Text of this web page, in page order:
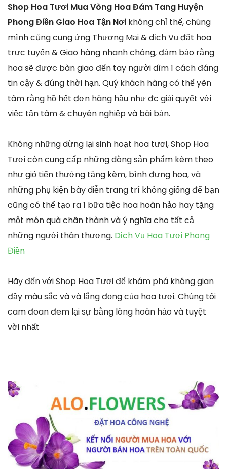
Shop Hoa Tươi Mua Vòng Hoa Đám Tang Huyện
Phong Điền Giao Hoa Tận Nơi không chỉ thế, chúng
mình cũng cung ứng Thương Mại & dịch Vụ đặt hoa
trực tuyến & Giao hàng nhanh chóng, đảm bảo rằng
hoa sẽ được bàn giao đến tay người dìm 1 cách đáng
tin cậy & đúng thời hạn. Quý khách hàng có thể yên
tâm rằng hồ hết đơn hàng hầu như đc giải quyết với
việc tận tâm & chuyên nghiệp và bài bản.
Không những dừng lại sinh hoạt hoa tươi, Shop Hoa
Tươi còn cung cấp những dòng sản phẩm kèm theo
như giỏ tiến thưởng tặng kèm, bình đựng hoa, và
những phụ kiện bày diễn trang trí không giống để bạn
cũng có thể tạo ra 1 bữa tiệc hoa hoàn hảo hay tặng
một món quà chân thành và ý nghĩa cho tất cả
những người thân thương. Dịch Vụ Hoa Tươi Phong
Điền
Hãy đến với Shop Hoa Tươi để khám phá không gian
đầy màu sắc và và lắng đọng của hoa tươi. Chúng tôi
cam đoan đem lại sự bằng lòng hoàn hảo và tuyệt
vời nhất